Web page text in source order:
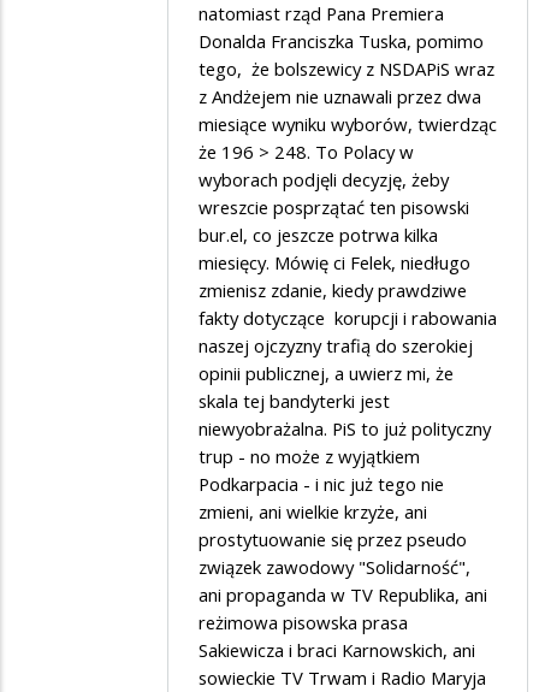
natomiast rząd Pana Premiera
Donalda Franciszka Tuska, pomimo
tego, że bolszewicy z NSDAPiS wraz
z Andżejem nie uznawali przez dwa
miesiące wyniku wyborów, twierdząc
że 196 > 248. To Polacy w
wyborach podjęli decyzję, żeby
wreszcie posprzątać ten pisowski
bur.el, co jeszcze potrwa kilka
miesięcy. Mówię ci Felek, niedługo
zmienisz zdanie, kiedy prawdziwe
fakty dotyczące korupcji i rabowania
naszej ojczyzny trafią do szerokiej
opinii publicznej, a uwierz mi, że
skala tej bandyterki jest
niewyobrażalna. PiS to już polityczny
trup - no może z wyjątkiem
Podkarpacia - i nic już tego nie
zmieni, ani wielkie krzyże, ani
prostytuowanie się przez pseudo
związek zawodowy "Solidarność",
ani propaganda w TV Republika, ani
reżimowa pisowska prasa
Sakiewicza i braci Karnowskich, ani
sowieckie TV Trwam i Radio Maryja